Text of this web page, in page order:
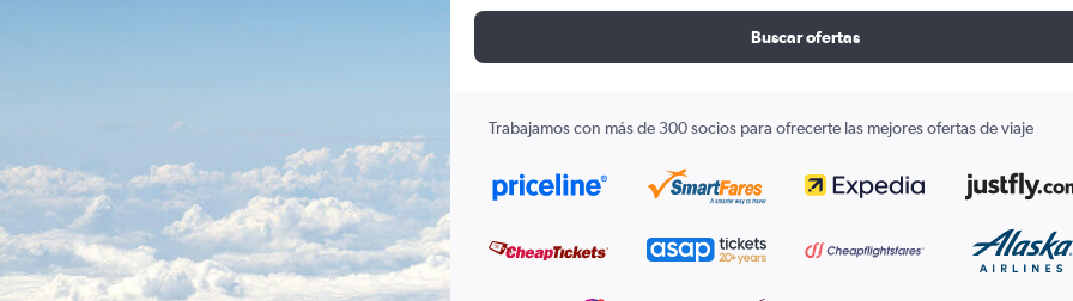
Buscar ofertas
Trabajamos con más de 300 socios para ofrecerte las mejores ofertas de viaje